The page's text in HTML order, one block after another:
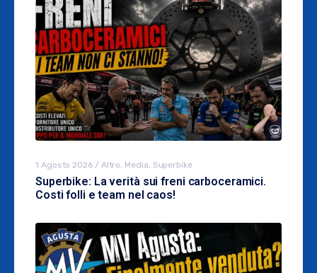
1 Agosto 2026 / Altro Media Superbike
Superbike: La verità sui freni carboceramici.
Costi folli e team nel caos!